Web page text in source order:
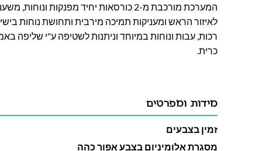
המערכת מורכבת מ-2 כורסאות יחיד מפנקות
לאיזור הראש ומעניקות תמיכה מירבית ותחושת נוחות
רכות, עבות ונוחות במיוחד וניתנות לשטיפה ע"י שליפה
כרית.
מידות ומפרטים
זמין בצבעים
מסגרת אלומיניום בצבע אפור כהה